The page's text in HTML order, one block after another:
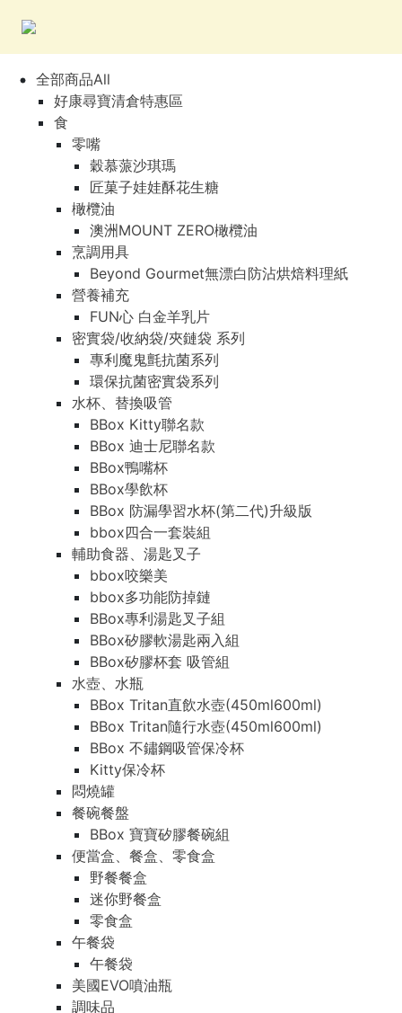
全部商品All
好康尋寶清倉特惠區
食
零嘴
穀慕蒎沙琪瑪
匠菓子娃娃酥花生糖
橄欖油
澳洲MOUNT ZERO橄欖油
烹調用具
Beyond Gourmet無漂白防沾烘焙料理紙
營養補充
FUN心 白金羊乳片
密實袋/收納袋/夾鏈袋 系列
專利魔鬼氈抗菌系列
環保抗菌密實袋系列
水杯、替換吸管
BBox Kitty聯名款
BBox 迪士尼聯名款
BBox鴨嘴杯
BBox學飲杯
BBox 防漏學習水杯(第二代)升級版
bbox四合一套裝組
輔助食器、湯匙叉子
bbox咬樂美
bbox多功能防掉鏈
BBox專利湯匙叉子組
BBox矽膠軟湯匙兩入組
BBox矽膠杯套 吸管組
水壺、水瓶
BBox Tritan直飲水壺(450ml600ml)
BBox Tritan隨行水壺(450ml600ml)
BBox 不鏽鋼吸管保冷杯
Kitty保冷杯
悶燒罐
餐碗餐盤
BBox 寶寶矽膠餐碗組
便當盒、餐盒、零食盒
野餐餐盒
迷你野餐盒
零食盒
午餐袋
午餐袋
美國EVO噴油瓶
調味品
全部商品All
好康尋寶清倉特惠區
食
零嘴
穀慕蒎沙琪瑪
匠菓子娃娃酥花生糖
橄欖油
澳洲MOUNT ZERO橄欖油
烹調用具
Beyond Gourmet無漂白防沾烘焙料理紙
營養補充
FUN心 白金羊乳片
密實袋/收納袋/夾鏈袋 系列
專利魔鬼氈抗菌系列
環保抗菌密實袋系列
水杯、替換吸管
BBox Kitty聯名款
BBox 迪士尼聯名款
BBox鴨嘴杯
BBox學飲杯
BBox 防漏學習水杯(第二代)升級版
bbox四合一套裝組
輔助食器、湯匙叉子
bbox咬樂美
bbox多功能防掉鏈
BBox專利湯匙叉子組
BBox矽膠軟湯匙兩入組
BBox矽膠杯套 吸管組
水壺、水瓶
BBox Tritan直飲水壺(450ml600ml)
BBox Tritan隨行水壺(450ml600ml)
BBox 不鏽鋼吸管保冷杯
Kitty保冷杯
悶燒罐
餐碗餐盤
BBox 寶寶矽膠餐碗組
便當盒、餐盒、零食盒
野餐餐盒
迷你野餐盒
零食盒
午餐袋
午餐袋
美國EVO噴油瓶
調味品